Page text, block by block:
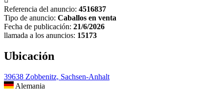
Referencia del anuncio: 4516837
Tipo de anuncio: Caballos en venta
Fecha de publicación: 21/6/2026
llamada a los anuncios: 15173
Ubicación
39638 Zobbenitz, Sachsen-Anhalt
Alemania